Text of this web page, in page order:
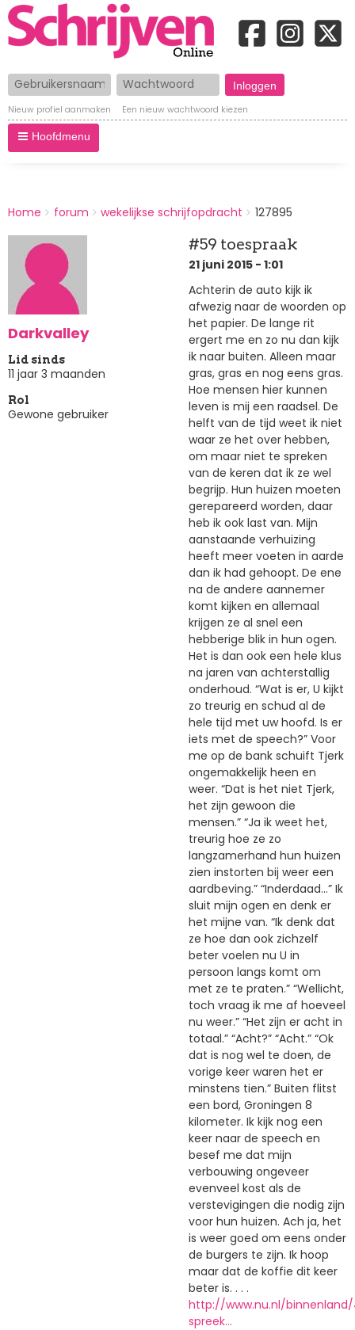
Gebruikersnaam Wachtwoord
Nieuw profiel aanmaken Een nieuw wachtwoord kiezen
Hoofdmenu
BREADCRUMBS
You
here:
Home forum wekelijkse schrijfopdracht 127895
Darkvalley
Lid sinds
11 jaar 3 maanden
Rol
Gewone gebruiker
#59 toespraak
21 juni 2015 - 1:01
Achterin de auto kijk ik
afwezig naar de woorden op
het papier. De lange rit
ergert me en zo nu dan kijk
ik naar buiten. Alleen maar
gras, gras en nog eens gras.
Hoe mensen hier kunnen
leven is mij een raadsel. De
helft van de tijd weet ik niet
waar ze het over hebben,
om maar niet te spreken
van de keren dat ik ze wel
begrijp. Hun huizen moeten
gerepareerd worden, daar
heb ik ook last van. Mijn
aanstaande verhuizing
heeft meer voeten in aarde
dan ik had gehoopt. De ene
na de andere aannemer
komt kijken en allemaal
krijgen ze al snel een
hebberige blik in hun ogen.
Het is dan ook een hele klus
na jaren van achterstallig
onderhoud. “Wat is er, U kijkt
zo treurig en schud al de
hele tijd met uw hoofd. Is er
iets met de speech?” Voor
me op de bank schuift Tjerk
ongemakkelijk heen en
weer. “Dat is het niet Tjerk,
het zijn gewoon die
mensen.” “Ja ik weet het,
treurig hoe ze zo
langzamerhand hun huizen
zien instorten bij weer een
aardbeving.” “Inderdaad…” Ik
sluit mijn ogen en denk er
het mijne van. “Ik denk dat
ze hoe dan ook zichzelf
beter voelen nu U in
persoon langs komt om
met ze te praten.” “Wellicht,
toch vraag ik me af hoeveel
nu weer.” “Het zijn er acht in
totaal.” “Acht?” “Acht.” “Ok
dat is nog wel te doen, de
vorige keer waren het er
minstens tien.” Buiten flitst
een bord, Groningen 8
kilometer. Ik kijk nog een
keer naar de speech en
besef me dat mijn
verbouwing ongeveer
evenveel kost als de
verstevigingen die nodig zijn
voor hun huizen. Ach ja, het
is weer goed om eens onder
de burgers te zijn. Ik hoop
maar dat de koffie dit keer
beter is. . . .
http://www.nu.nl/
spreek…